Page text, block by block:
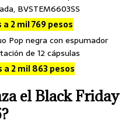
BVSTEM6603SS
2 mil 769 pesos
Pop negra con espumador
de 12 cápsulas
a 2 mil 863 pesos
el Black Friday